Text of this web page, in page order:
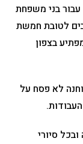
בני משפחת
לטובת חמשת
בצפון
לא פסח על
סיורי